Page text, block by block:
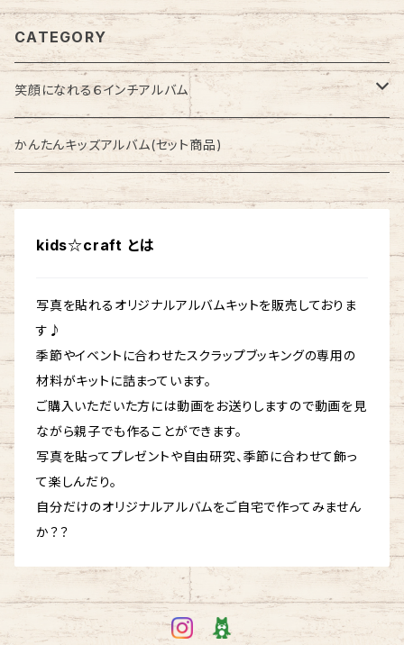
CATEGORY
笑顔になれる６インチアルバム
季節のアルバム
セット商品
セレモニーアルバム
かんたんキッズアルバム(セット商品)
kids☆craft とは
写真を貼れるオリジナルアルバムキットを販売しておりま
す♪
季節やイベントに合わせたスクラップブッキングの専用の
材料がキットに詰まっています。
ご購入いただいた方には動画をお送りしますので動画を見
ながら親子でも作ることができます。
写真を貼ってプレゼントや自由研究、季節に合わせて飾っ
て楽しんだり。
自分だけのオリジナルアルバムをご自宅で作ってみません
か？？